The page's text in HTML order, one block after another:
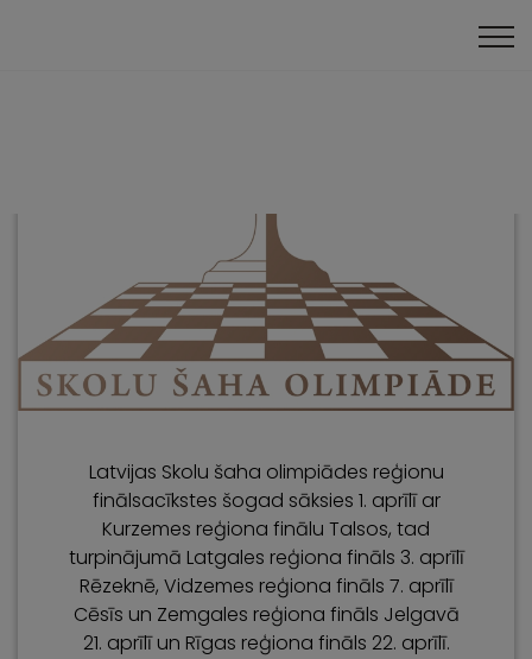
Latvijas Skolu šaha olimpiādes reģionu
finālsacīkstes šogad sāksies 1. aprīlī ar
Kurzemes reģiona finālu Talsos, tad
turpinājumā Latgales reģiona fināls 3. aprīlī
Rēzeknē, Vidzemes reģiona fināls 7. aprīlī
Cēsīs un Zemgales reģiona fināls Jelgavā
21. aprīlī un Rīgas reģiona fināls 22. aprīlī.